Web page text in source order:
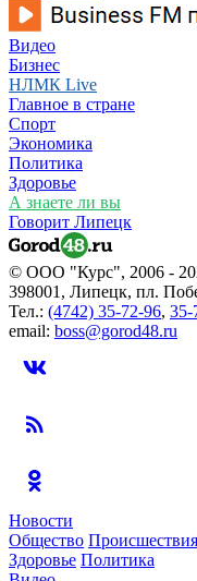
Видео
Бизнес
НЛМК Live
Главное в стране
Спорт
Экономика
Политика
Здоровье
А знаете ли вы
Говорит Липецк
© ООО "Курс", 2006 -
398001, Липецк, пл.
Тел.: (4742) 35-72-96, 35-
email: boss@gorod48.ru
Новости
Общество Происшествия
Здоровье Политика